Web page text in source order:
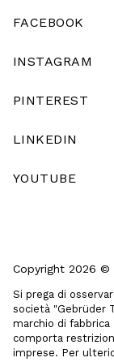
FACEBOOK
INSTAGRAM
PINTEREST
LINKEDIN
YOUTUBE
Copyright 2026 ©
Si prega di
società "Gebrüder
marchio di fabbrica
comporta
imprese. Per